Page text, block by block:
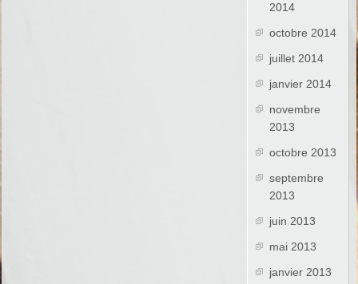
2014
octobre 2014
juillet 2014
janvier 2014
novembre
2013
octobre 2013
septembre
2013
juin 2013
mai 2013
janvier 2013